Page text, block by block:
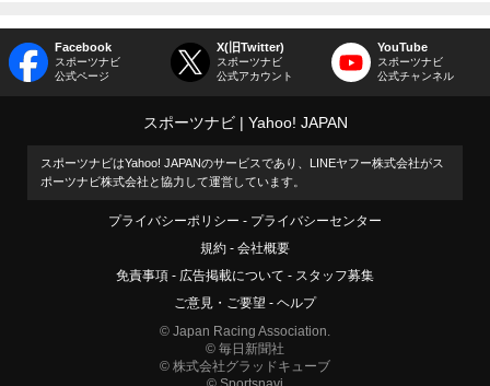
Facebook
スポーツナビ
公式ページ
X(旧Twitter)
スポーツナビ
公式アカウント
YouTube
スポーツナビ
公式チャンネル
スポーツナビ Yahoo! JAPAN
スポーツナビはYahoo! JAPANのサービスであり、LINEヤフー株式会社がス
ポーツナビ株式会社と協力して運営しています。
プライバシーポリシー
プライバシーセンター
規約
会社概要
免責事項
広告掲載について
スタッフ募集
ご意見・ご要望
ヘルプ
© Japan Racing Association.
© 毎日新聞社
© 株式会社グラッドキューブ